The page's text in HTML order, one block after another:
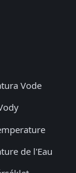
Vode
de l'Eau